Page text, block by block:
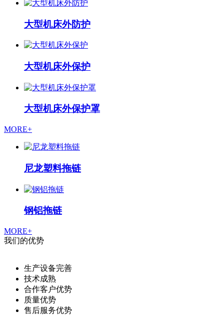
大型机床外防护
大型机床外保护
大型机床外保护罩
MORE+
尼龙塑料拖链
钢铝拖链
MORE+
我们的优势
生产设备完善
技术成熟
合作客户优势
质量优势
售后服务优势